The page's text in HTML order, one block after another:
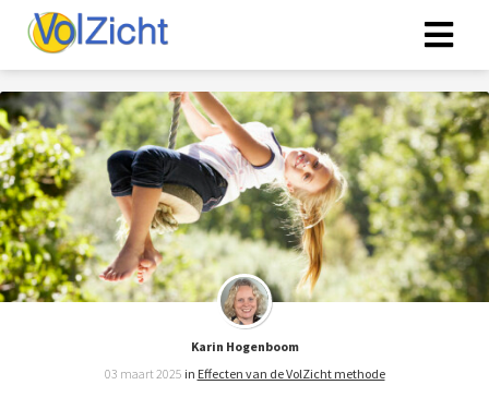
Karin Hogenboom
03 maart 2025 in Effecten van de VolZicht methode